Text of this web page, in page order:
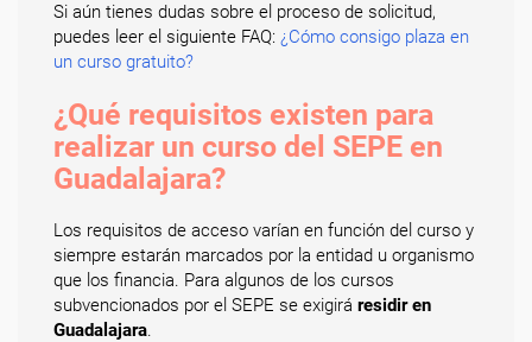
Si aún tienes dudas sobre el proceso de solicitud,
puedes leer el siguiente FAQ: ¿Cómo consigo plaza en
un curso gratuito?
¿Qué requisitos existen para
realizar un curso del SEPE en
Guadalajara?
Los requisitos de acceso varían en función del curso y
siempre estarán marcados por la entidad u organismo
que los financia. Para algunos de los cursos
subvencionados por el SEPE se exigirá residir en
Guadalajara.